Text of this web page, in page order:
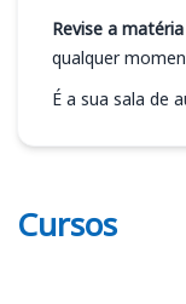
Revise a matéria
qualquer
É a sua sala de
Cursos